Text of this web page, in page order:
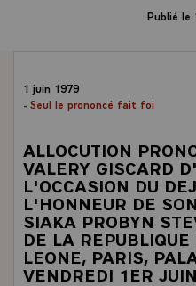
Publié le
1 juin 1979
- Seul le prononcé fait foi
ALLOCUTION
VALERY GISCARD
L'OCCASION DU
L'HONNEUR DE
SIAKA PROBYN
DE LA
LEONE, PARIS,
VENDREDI 1ER